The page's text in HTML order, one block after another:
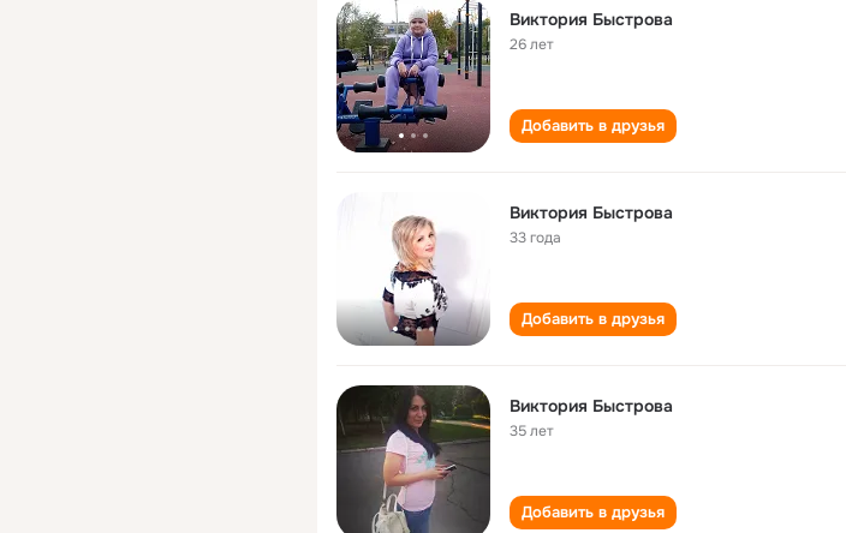
Виктория Быстрова
26 лет
Добавить в друзья
Виктория Быстрова
33 года
Добавить в друзья
Виктория Быстрова
35 лет
Добавить в друзья